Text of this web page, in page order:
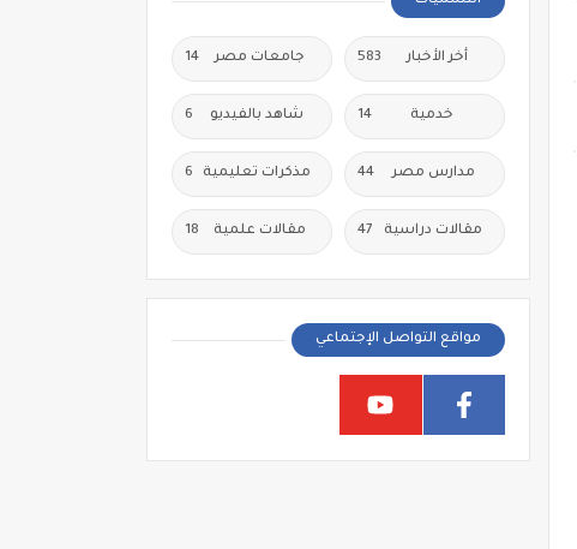
أخر الأخبار 583 جامعات مصر 14
خدمية 14 شاهد بالفيديو 6
مدارس مصر 44 مذكرات تعليمية 6
مقالات دراسية 47 مقالات علمية 18
مواقع التواصل الإجتماعي